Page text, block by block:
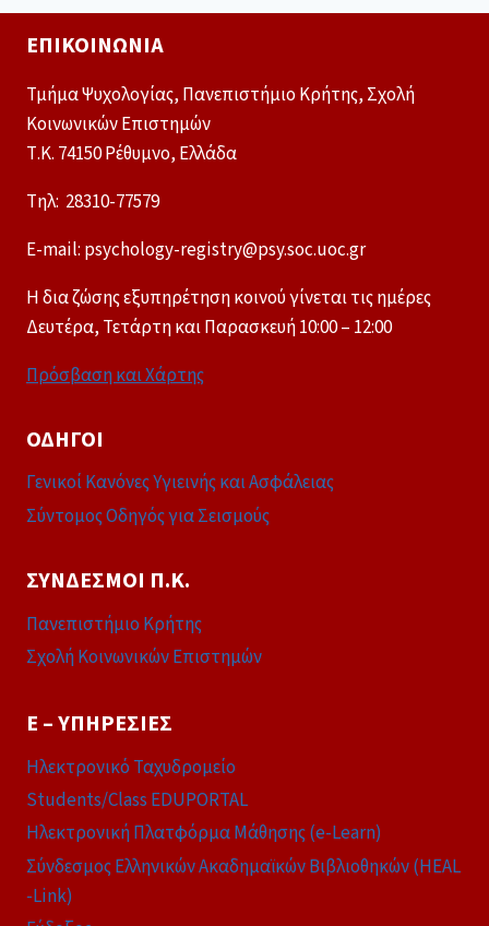
ΕΠΙΚΟΙΝΩΝΊΑ
Τμήμα Ψυχολογίας, Πανεπιστήμιο Κρήτης, Σχολή
Κοινωνικών Επιστημών
Τ.Κ. 74150 Ρέθυμνο, Ελλάδα
Tηλ: 28310-77579
E-mail: psychology-registry@psy.soc.uoc.gr
Η δια ζώσης εξυπηρέτηση κοινού γίνεται τις ημέρες
Δευτέρα, Τετάρτη και Παρασκευή 10:00 – 12:00
Πρόσβαση και Χάρτης
ΟΔΗΓΟΊ
Γενικοί Κανόνες Υγιεινής και Ασφάλειας
Σύντομος Οδηγός για Σεισμούς
ΣΎΝΔΕΣΜΟΙ Π.Κ.
Πανεπιστήμιο Κρήτης
Σχολή Κοινωνικών Επιστημών
E – ΥΠΗΡΕΣΊΕΣ
Ηλεκτρονικό Ταχυδρομείο
Students/Class EDUPORTAL
Ηλεκτρονική Πλατφόρμα Μάθησης (e-Learn)
Σύνδεσμος Ελληνικών Ακαδημαϊκών Βιβλιοθηκών (HEAL
-Link)